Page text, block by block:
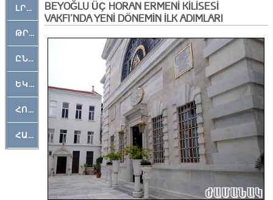
ԼՐԱՀՈՍ
ԹՐՔԱՀԱՅ ԿԵԱՆՔ
ԸՆԿԵՐԱՄՇԱԿՈՒԹԱՅԻՆ
ԵԿԵՂԵՑԱԿԱՆ
ՀՈԳԵՄՏԱՒՈՐ
ՀԱՐԹԱԿ
BEYOĞLU ÜÇ HORAN ERMENİ KİLİSESİ
VAKFI’NDA YENİ DÖNEMİN İLK ADIMLARI